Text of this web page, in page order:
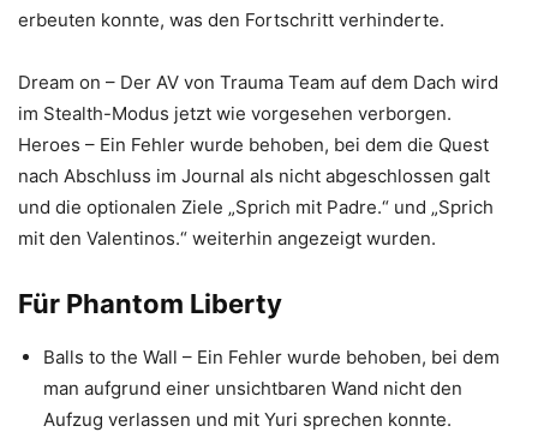
erbeuten konnte, was den Fortschritt verhinderte.
Dream on – Der AV von Trauma Team auf dem Dach wird
im Stealth-Modus jetzt wie vorgesehen verborgen.
Heroes – Ein Fehler wurde behoben, bei dem die Quest
nach Abschluss im Journal als nicht abgeschlossen galt
und die optionalen Ziele „Sprich mit Padre.“ und „Sprich
mit den Valentinos.“ weiterhin angezeigt wurden.
Für Phantom Liberty
Balls to the Wall – Ein Fehler wurde behoben, bei dem
man aufgrund einer unsichtbaren Wand nicht den
Aufzug verlassen und mit Yuri sprechen konnte.